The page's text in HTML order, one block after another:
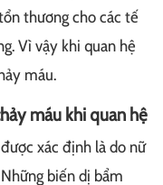
thương cho các tế
Vì vậy khi quan hệ
máu.
máu khi quan hệ
xác định là do nữ
biến dị bẩm